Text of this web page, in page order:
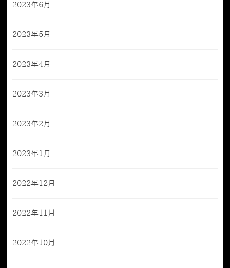
2023年6月
2023年5月
2023年4月
2023年3月
2023年2月
2023年1月
2022年12月
2022年11月
2022年10月